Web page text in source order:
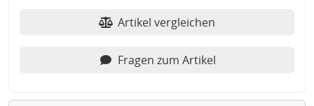
Artikel vergleichen
Fragen zum Artikel